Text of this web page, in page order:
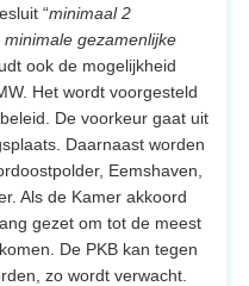
“minimaal 2
gezamenlijke
ook de mogelijkheid
Het wordt voorgesteld
De voorkeur gaat uit
Daarnaast worden
Eemshaven,
Als de Kamer akkoord
gezet om tot de meest
De PKB kan tegen
zo wordt verwacht.